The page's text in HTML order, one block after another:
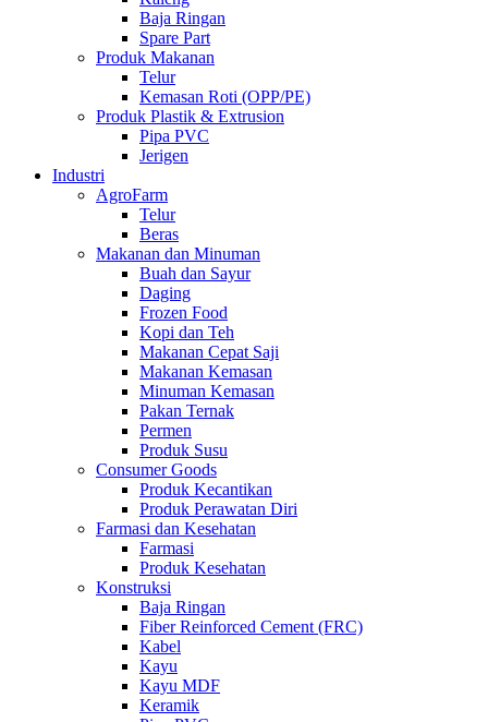
Baja Ringan
Spare Part
Produk Makanan
Telur
Kemasan Roti (OPP/PE)
Produk Plastik & Extrusion
Pipa PVC
Jerigen
Industri
AgroFarm
Telur
Beras
Makanan dan Minuman
Buah dan Sayur
Daging
Frozen Food
Kopi dan Teh
Makanan Cepat Saji
Makanan Kemasan
Minuman Kemasan
Pakan Ternak
Permen
Produk Susu
Consumer Goods
Produk Kecantikan
Produk Perawatan Diri
Farmasi dan Kesehatan
Farmasi
Produk Kesehatan
Konstruksi
Baja Ringan
Fiber Reinforced Cement (FRC)
Kabel
Kayu
Kayu MDF
Keramik